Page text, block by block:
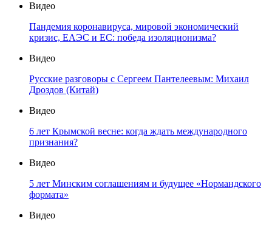
Видео
Пандемия коронавируса, мировой экономический
кризис, ЕАЭС и ЕС: победа изоляционизма?
Видео
Русские разговоры с Сергеем Пантелеевым: Михаил
Дроздов (Китай)
Видео
6 лет Крымской весне: когда ждать международного
признания?
Видео
5 лет Минским соглашениям и будущее «Нормандского
формата»
Видео